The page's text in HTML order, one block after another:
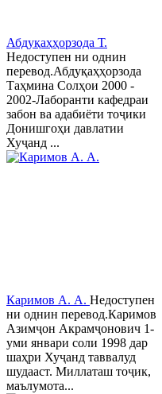
Абдуқаҳҳорзода Т.
Недоступен ни однин
перевод.Абдуқаҳҳорзода
Таҳмина Солҳои 2000 -
2002-Лаборанти кафедраи
забон ва адабиёти тоҷики
Донишгоҳи давлатии
Хуҷанд ...
Каримов А. А. Недоступен
ни однин перевод.Каримов
Азимҷон Акрамҷонович 1-
уми январи соли 1998 дар
шаҳри Хуҷанд таввалуд
шудааст. Миллаташ тоҷик,
маълумота...